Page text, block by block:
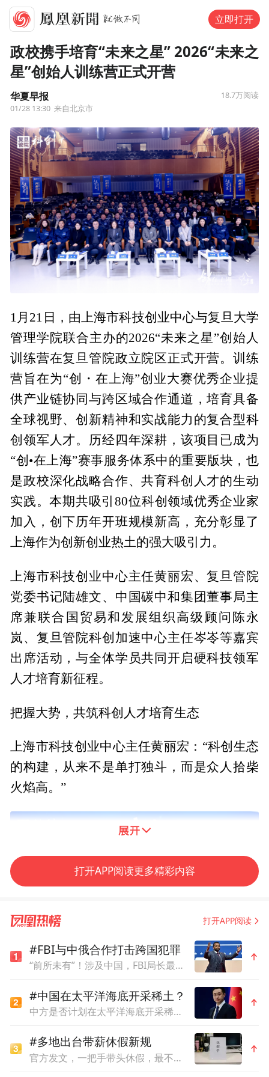
立即打开
政校携手培育“未来之星” 2026“未来之
星”创始人训练营正式开营
华夏早报
01/28 13:30 来自北京市
18.7万阅读
1月21日，由上海市科技创业中心与复旦大学
管理学院联合主办的2026“未来之星”创始人
训练营在复旦管院政立院区正式开营。训练
营旨在为“创・在上海”创业大赛优秀企业提
供产业链协同与跨区域合作通道，培育具备
全球视野、创新精神和实战能力的复合型科
创领军人才。历经四年深耕，该项目已成为
“创•在上海”赛事服务体系中的重要版块，也
是政校深化战略合作、共育科创人才的生动
实践。本期共吸引80位科创领域优秀企业家
加入，创下历年开班规模新高，充分彰显了
上海作为创新创业热土的强大吸引力。
上海市科技创业中心主任黄丽宏、复旦管院
党委书记陆雄文、中国碳中和集团董事局主
席兼联合国贸易和发展组织高级顾问陈永
岚、复旦管院科创加速中心主任岑岺等嘉宾
出席活动，与全体学员共同开启硬科技领军
人才培育新征程。
把握大势，共筑科创人才培育生态
上海市科技创业中心主任黄丽宏：“科创生态
的构建，从来不是单打独斗，而是众人拾柴
火焰高。”
上海市科技创业中心主任黄丽宏在致辞中表
示，作为上海连续成功举办十四届的科创赛
事，“创•在上海”国际创新创业大赛已成为发
掘培育科技型中小企业、构建融通创新生态
打开APP阅读更多精彩内容
打开APP阅读
#FBI与中俄合作打击跨国犯罪
“前所未有”！涉及中国，FBI局长最新表态
#中国在太平洋海底开采稀土？
中方是否计划在太平洋海底开采稀土？外交部回应
#多地出台带薪休假新规
官方发文，一把手带头休假，最不内卷的省掀桌子了